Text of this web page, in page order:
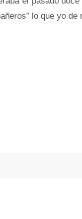
lo que yo de